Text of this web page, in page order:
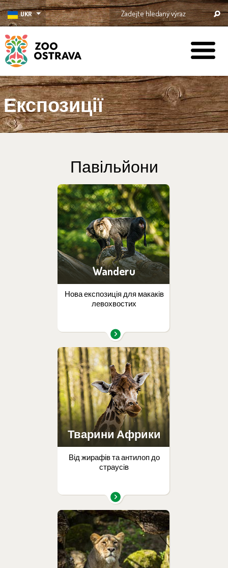
UKR
ZOO Ostrava
Експозиції
Павільйони
Wanderu
Нова експозиція для макаків
левохвостих
Тварини Африки
Від жирафів та антилоп до
страусів